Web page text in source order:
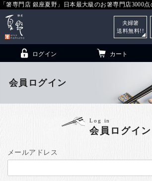
「箸専門店 銀座夏野」日本最大級のお箸専門店3000点
（贈答用・自宅用）
銀座夏野・箸長
ログイン カート
夫婦箸
送料無料!!
会員ログイン
Log in
会員ログイン
メールアドレス